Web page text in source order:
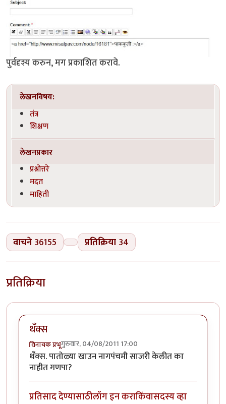
पुर्वदृश्य करुन, मग प्रकाशित करावे.
लेखनविषय:
तंत्र
शिक्षण
लेखनप्रकार
प्रश्नोत्तरे
मदत
माहिती
वाचने 36155 प्रतिक्रिया 34
प्रतिक्रिया
थँक्स
विनायक प्रभूगुरुवार, 04/08/2011 17:00
थँक्स. पातोळ्या खाउन नागपंचमी साजरी केलीत का
नाहीत गणपा?
प्रतिसाद देण्यासाठीलॉग इन कराकिंवासदस्य व्हा